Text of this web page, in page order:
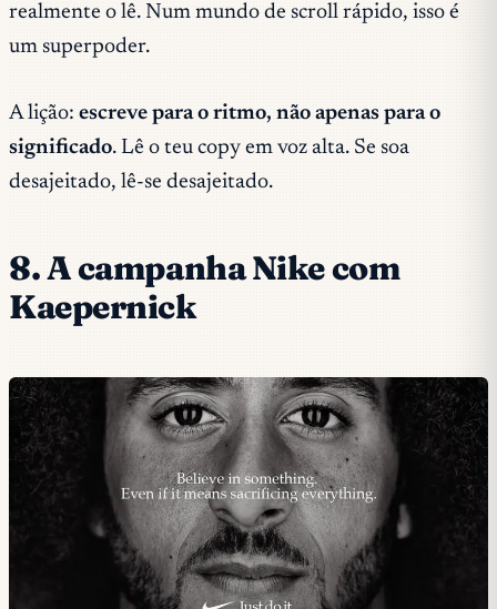
realmente o lê. Num mundo de scroll rápido, isso é
um superpoder.
A lição: escreve para o ritmo, não apenas para o
significado. Lê o teu copy em voz alta. Se soa
desajeitado, lê-se desajeitado.
8. A campanha Nike com
Kaepernick